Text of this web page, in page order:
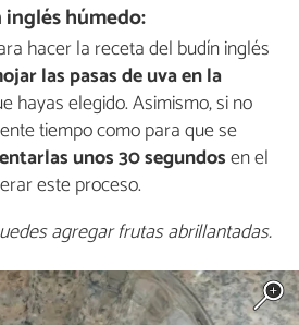
húmedo:
hacer la receta del budín inglés
las pasas de uva en la
hayas elegido. Asimismo, si no
tiempo como para que se
unos 30 segundosen el
este proceso.
agregar frutas abrillantadas.